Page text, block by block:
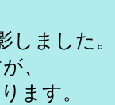
しました。
、
ます。